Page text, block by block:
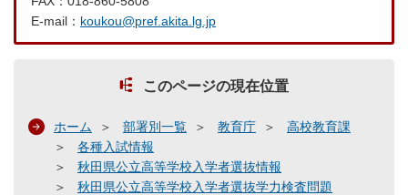
E-mail： koukou@pref.akita.lg.jp
このページの現在位置
ホーム 部署別一覧 教育庁
高校教育課
各種入試情報
秋田県公立高等学校入学者選抜情報
秋田県公立高等学校入学者選抜学力検査問題